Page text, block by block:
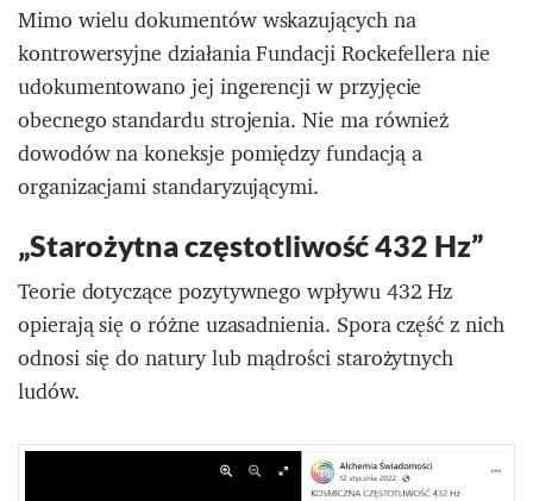
Mimo wielu dokumentów wskazujących na
kontrowersyjne działania Fundacji Rockefellera nie
udokumentowano jej ingerencji w przyjęcie
obecnego standardu strojenia. Nie ma również
dowodów na koneksje pomiędzy fundacją a
organizacjami standaryzującymi.
„Starożytna częstotliwość 432 Hz”
Teorie dotyczące pozytywnego wpływu 432 Hz
opierają się o różne uzasadnienia. Spora część z nich
odnosi się do natury lub mądrości starożytnych
ludów.